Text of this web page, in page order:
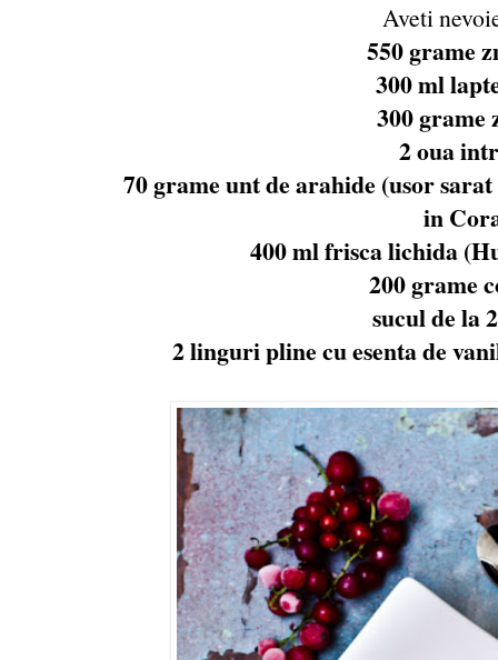
Aveti
550 grame
300 ml
300 grame
2 oua
70 grame unt de arahide (usor
in
400 ml frisca lichida
200 grame
sucul de la
2 linguri pline cu esenta de